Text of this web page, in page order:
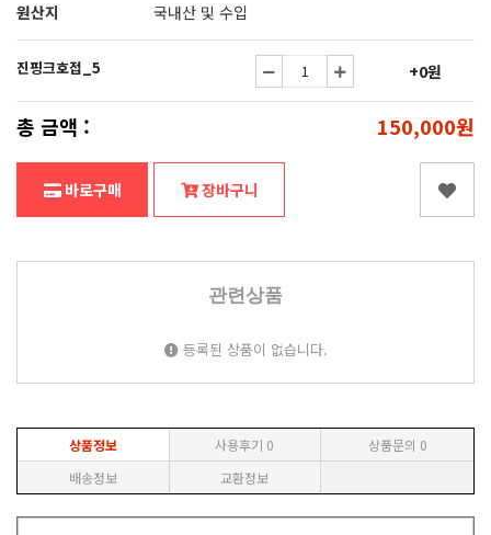
원산지
국내산 및 수입
진핑크호접_5 +0원
총 금액 : 150,000원
바로구매 장바구니
관련상품
등록된 상품이 없습니다.
상품정보 사용후기 0 상품문의 0
배송정보
교환정보